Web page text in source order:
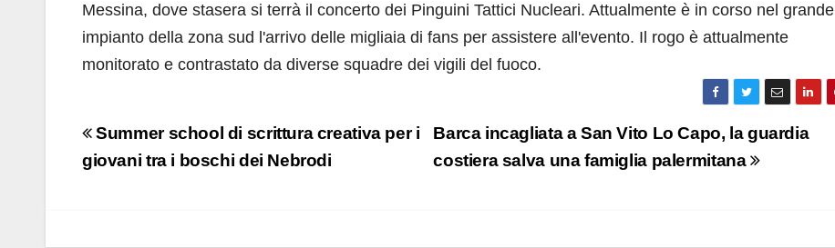
Messina, dove stasera si terrà il concerto dei Pinguini Tattici Nucleari. Attualmente è in corso nel grande
impianto della zona sud l'arrivo delle migliaia di fans per assistere all'evento. Il rogo è attualmente
monitorato e contrastato da diverse squadre dei vigili del fuoco.
Navigazione
articoli
Barca incagliata a San Vito Lo Capo, la guardia
costiera salva una famiglia palermitana
Summer school di scrittura creativa per i
giovani tra i boschi dei Nebrodi